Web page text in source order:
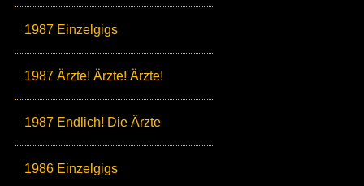
1987 Einzelgigs
1987 Ärzte! Ärzte! Ärzte!
1987 Endlich! Die Ärzte
1986 Einzelgigs